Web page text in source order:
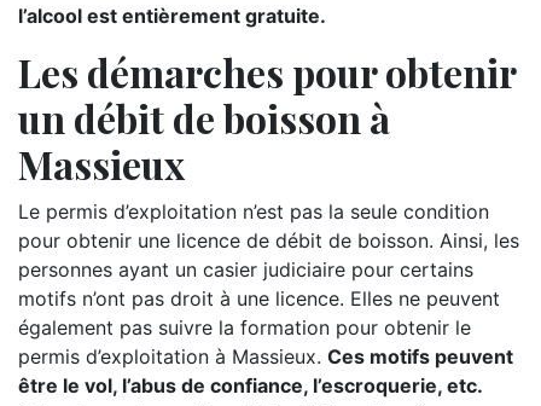
l’alcool est entièrement gratuite.
Les démarches pour obtenir
un débit de boisson à
Massieux
Le permis d’exploitation n’est pas la seule condition
pour obtenir une licence de débit de boisson. Ainsi, les
personnes ayant un casier judiciaire pour certains
motifs n’ont pas droit à une licence. Elles ne peuvent
également pas suivre la formation pour obtenir le
permis d’exploitation à Massieux. Ces motifs peuvent
être le vol, l’abus de confiance, l’escroquerie, etc.